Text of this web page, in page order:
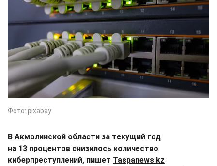
Фото: pixabay
В Акмолинской области за текущий год
на 13 процентов снизилось количество
киберпреступлений, пишет Taspanews.kz